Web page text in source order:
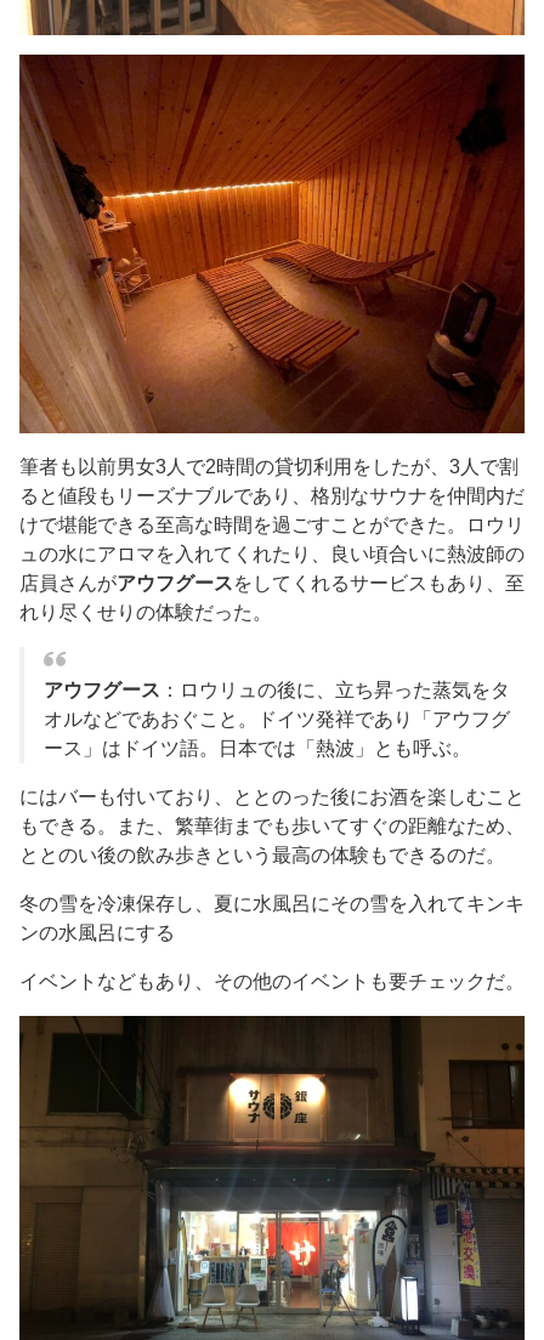
筆者も以前男女3 人で2時間の貸切利用をしたが、 3 人で割
ると値段もリーズナブルであり、格別なサウナを仲間内だ
けで堪能できる至高な時間を過ごすことができた。ロウリ
ュの水にアロマを入れてくれたり、良い頃合いに熱波師の
店員さんがアウフグースをしてくれるサービスもあり、至
れり尽くせりの体験だった。
アウフグース ：ロウリュの後に、立ち昇った蒸気をタ
オルなどであおぐこと。ドイツ発祥であり「アウフグ
ース」はドイツ語。日本では「熱波」とも呼ぶ。
にはバーも付いており、ととのった後にお酒を楽しむこと
もできる。また、繁華街までも歩いてすぐの距離なため、
ととのい後の飲み歩きという最高の体験もできるのだ。
冬の雪を冷凍保存し、夏に水風呂にその雪を入れてキンキ
ンの水風呂にする
イベントなどもあり、その他のイベントも要チェックだ。